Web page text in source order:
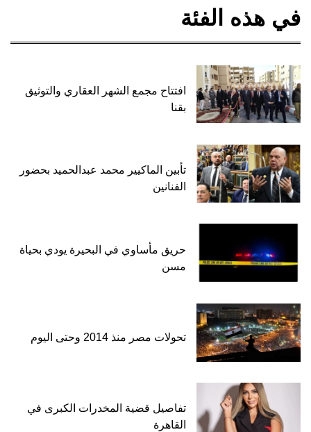
في هذه الفئة
افتتاح مجمع الشهر العقاري والتوثيق
بقنا
تأبين الماكيير محمد عبدالحميد بحضور
الفنانين
حريق مأساوي في البحيرة يودي بحياة
مسن
تحولات مصر منذ 2014 وحتى اليوم
تفاصيل قضية المخدرات الكبرى في
القاهرة